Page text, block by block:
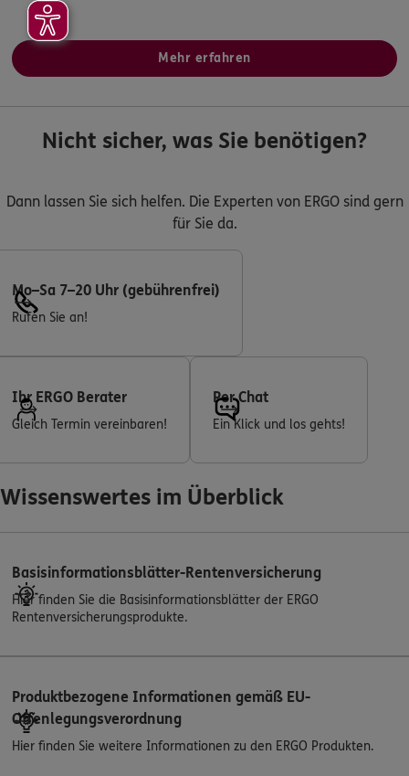
Mehr erfahren
Nicht sicher, was Sie benötigen?
Dann lassen Sie sich helfen. Die Experten von ERGO sind gern
für Sie da.
Mo–Sa 7–20 Uhr (gebührenfrei)
Rufen Sie an!
Ihr ERGO Berater
Gleich Termin vereinbaren!
Per Chat
Ein Klick und los gehts!
Wissenswertes im Überblick
Basisinformationsblätter-Rentenversicherung
Hier finden Sie die Basisinformationsblätter der ERGO
Rentenversicherungsprodukte.
Produktbezogene Informationen gemäß EU-
Offenlegungsverordnung
Hier finden Sie weitere Informationen zu den ERGO Produkten.